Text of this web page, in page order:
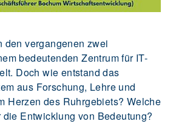
den vergangenen zwei
bedeutenden Zentrum für IT-
Doch wie entstand das
aus Forschung, Lehre und
Herzen des Ruhrgebiets? Welche
die Entwicklung von Bedeutung?